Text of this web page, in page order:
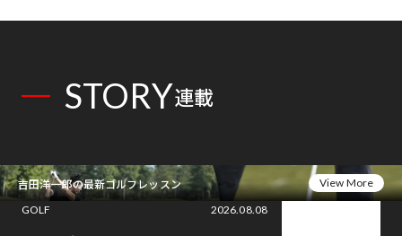
STORY連載
吉田洋一郎の最新ゴルフレッスン
View More
GOLF
2026.08.08